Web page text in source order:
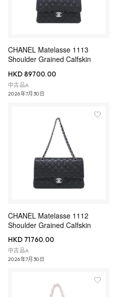
CHANEL Matelasse 1113
Shoulder Grained Calfskin
HKD 89700.00
中古品A
2026年7月30日
CHANEL Matelasse 1112
Shoulder Grained Calfskin
HKD 71760.00
中古品A
2026年7月30日